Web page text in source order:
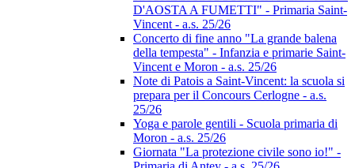
D'AOSTA A FUMETTI" - Primaria Saint-
Vincent - a.s. 25/26
Concerto di fine anno "La grande balena
della tempesta" - Infanzia e primarie Saint-
Vincent e Moron - a.s. 25/26
Note di Patois a Saint-Vincent: la scuola si
prepara per il Concours Cerlogne - a.s.
25/26
Yoga e parole gentili - Scuola primaria di
Moron - a.s. 25/26
Giornata "La protezione civile sono io!" -